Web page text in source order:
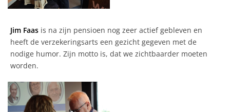
Jim Faas is na zijn pensioen nog zeer actief gebleven en
heeft de verzekeringsarts een gezicht gegeven met de
nodige humor. Zijn motto is, dat we zichtbaarder moeten
worden.